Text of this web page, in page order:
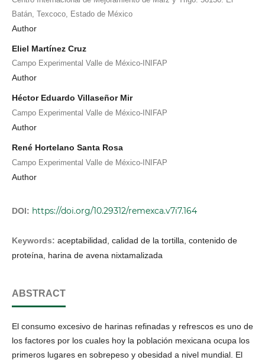
Batán, Texcoco, Estado de México
Author
Eliel Martínez Cruz
Campo Experimental Valle de México-INIFAP
Author
Héctor Eduardo Villaseñor Mir
Campo Experimental Valle de México-INIFAP
Author
René Hortelano Santa Rosa
Campo Experimental Valle de México-INIFAP
Author
DOI: https://doi.org/10.29312/remexca.v7i7.164
Keywords: aceptabilidad, calidad de la tortilla, contenido de
proteína, harina de avena nixtamalizada
ABSTRACT
El consumo excesivo de harinas refinadas y refrescos es uno de
los factores por los cuales hoy la población mexicana ocupa los
primeros lugares en sobrepeso y obesidad a nivel mundial. El